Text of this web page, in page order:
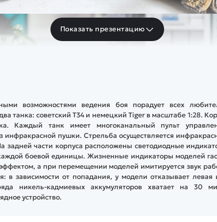
Показать презентацию
возможностями ведения боя порадует всех
танка: советский T34 и немецкий Tiger в масштабе 1:28.
Каждый танк имеет многоканальный пульт
пушки. Стрельба осуществляется
задней части корпуса расположены светодиодные
боевой единицы. Жизненные индикаторы моделей
а при перемещении моделей имитируется звук
зависимости от попадания, у модели отказывает левая
никель-кадмиевых аккумуляторов хватает на 30
устройство.